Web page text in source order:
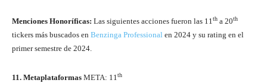
Menciones Honoríficas: Las siguientes acciones fueron las 11th a 20th
tickers más buscados en Benzinga Professional en 2024 y su rating en el
primer semestre de 2024.
11. Metaplataformas META: 11th